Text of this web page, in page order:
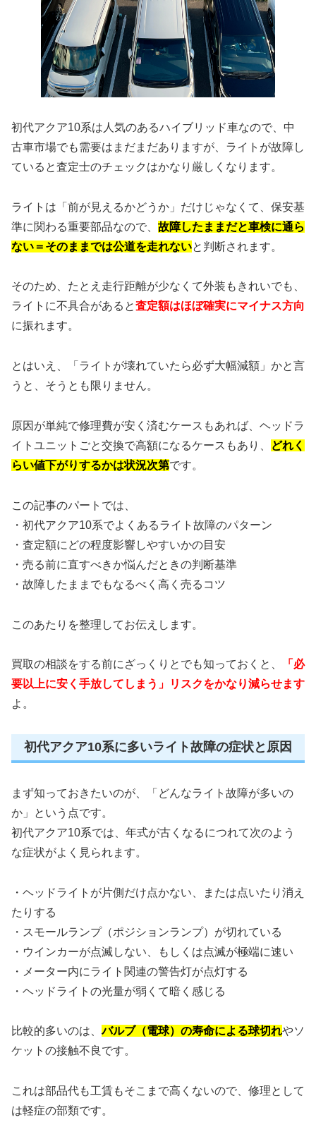
初代アクア10系は人気のあるハイブリッド車なので、中
古車市場でも需要はまだまだありますが、ライトが故障し
ていると査定士のチェックはかなり厳しくなります。
ライトは「前が見えるかどうか」だけじゃなくて、保安基
準に関わる重要部品なので、 故障したままだと車検に通ら
ない＝そのままでは公道を走れないと判断されます。
そのため、たとえ走行距離が少なくて外装もきれいでも、
ライトに不具合があると査定額はほぼ確実にマイナス方向
に振れます。
とはいえ、「ライトが壊れていたら必ず大幅減額」かと言
うと、そうとも限りません。
原因が単純で修理費が安く済むケースもあれば、ヘッドラ
イトユニットごと交換で高額になるケースもあり、
どれく
らい値下がりするかは状況次第です。
この記事のパートでは、
・初代アクア10系でよくあるライト故障のパターン
・査定額にどの程度影響しやすいかの目安
・売る前に直すべきか悩んだときの判断基準
・故障したままでもなるべく高く売るコツ
このあたりを整理してお伝えします。
買取の相談をする前にざっくりとでも知っておくと、
「必
要以上に安く手放してしまう」リスクをかなり減らせます
よ。
初代アクア10系に多いライト故障の症状と原因
まず知っておきたいのが、「どんなライト故障が多いの
か」という点です。
初代アクア10系では、年式が古くなるにつれて次のよう
な症状がよく見られます。
・ヘッドライトが片側だけ点かない、または点いたり消え
たりする
・スモールランプ（ポジションランプ）が切れている
・ウインカーが点滅しない、もしくは点滅が極端に速い
・メーター内にライト関連の警告灯が点灯する
・ヘッドライトの光量が弱くて暗く感じる
比較的多いのは、バルブ（電球）の寿命による球切れやソ
ケットの接触不良です。
これは部品代も工賃もそこまで高くないので、修理として
は軽症の部類です。